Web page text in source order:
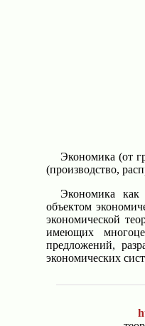
Экономика (от
(производство,
Экономика как
объектом
экономической
имеющих
предложений,
экономических